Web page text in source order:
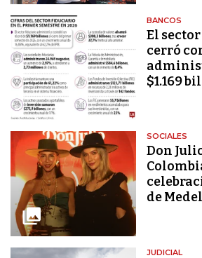
BANCOS
El
cerró
$1.169
SOCIALES
Don
de
JUDICIAL